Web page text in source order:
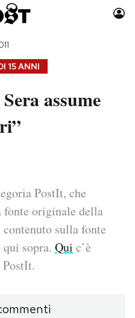
Auto
Moda
Media
Europa
15 ANNI
assume
PostIt, che
fonte originale della
sulla fonte
sopra. Qui c’è